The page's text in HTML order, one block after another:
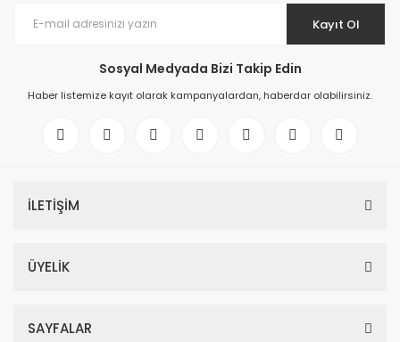
Kayıt Ol
Sosyal Medyada Bizi Takip Edin
Haber listemize kayıt olarak kampanyalardan, haberdar olabilirsiniz.
İLETİŞİM
ÜYELİK
SAYFALAR